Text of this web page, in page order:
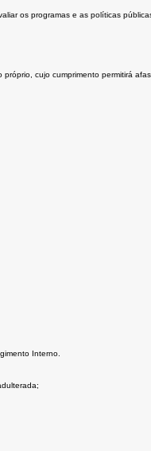
os programas e as políticas
cujo cumprimento permitirá
Interno.